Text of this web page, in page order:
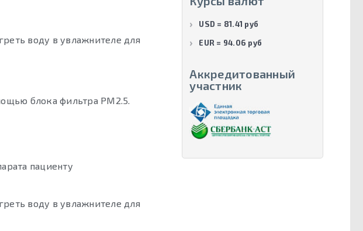
воду в увлажнителе для
блока фильтра PM2.5.
пациенту
воду в увлажнителе для
USD = 81.41 руб
EUR = 94.06 руб
Аккредитованный
участник